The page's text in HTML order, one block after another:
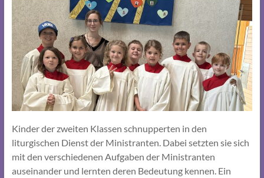
Kinder der zweiten Klassen schnupperten in den
liturgischen Dienst der Ministranten. Dabei setzten sie sich
mit den verschiedenen Aufgaben der Ministranten
auseinander und lernten deren Bedeutung kennen. Ein